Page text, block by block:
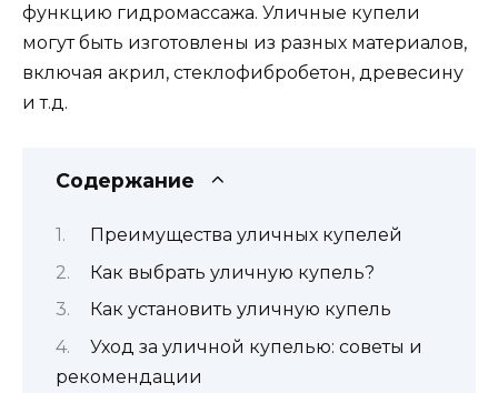
функцию гидромассажа. Уличные купели
могут быть изготовлены из разных материалов,
включая акрил, стеклофибробетон, древесину
и т.д.
Содержание
Преимущества уличных купелей
Как выбрать уличную купель?
Как установить уличную купель
Уход за уличной купелью: советы и
рекомендации